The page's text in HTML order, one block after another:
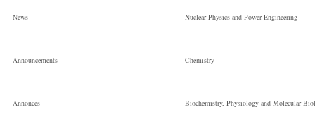
News
Announcements
Annonces
Nuclear Physics and Power Engineering
Chemistry
Biochemistry, Physiology and Molecular